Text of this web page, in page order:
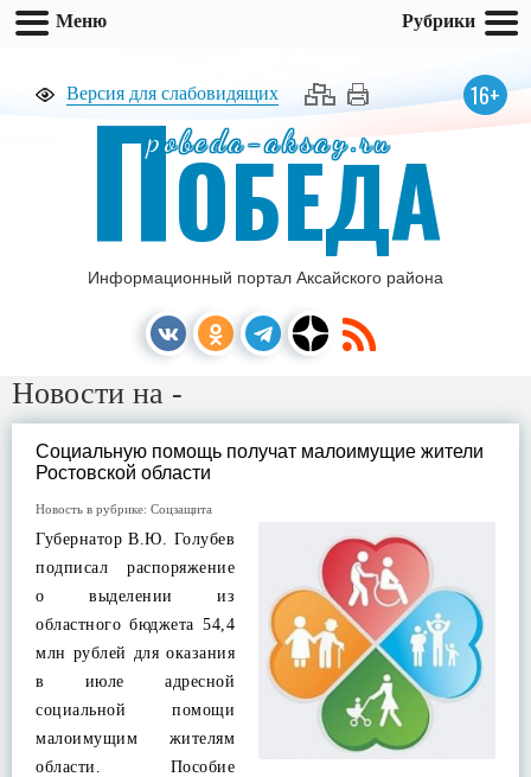
Версия для слабовидящих 16+
pobeda-aksay.ru
ПОБЕДА
Информационный портал Аксайского района
Новости на -
Социальную помощь получат малоимущие жители
Ростовской области
Новость в рубрике: Соцзащита
Губернатор В.Ю. Голубев
подписал распоряжение
о выделении из
областного бюджета 54,4
млн рублей для оказания
в июле адресной
социальной помощи
малоимущим жителям
области. Пособие
Меню Рубрики